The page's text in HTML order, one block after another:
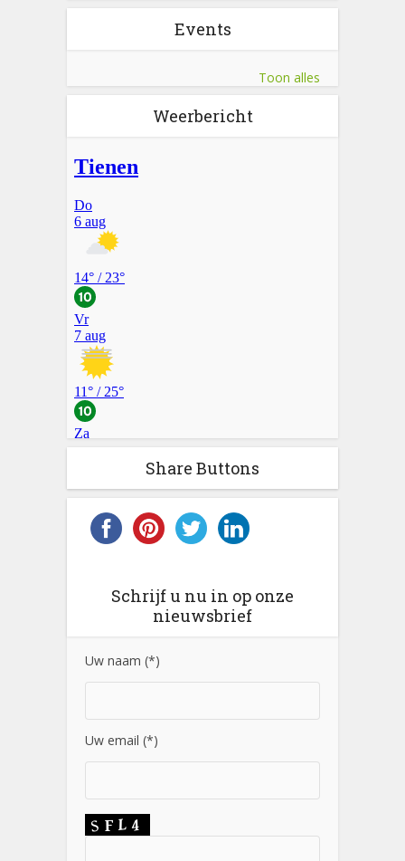
Events
Toon alles
Weerbericht
Share Buttons
Schrijf u nu in op onze
nieuwsbrief
Uw naam (*)
Uw email (*)